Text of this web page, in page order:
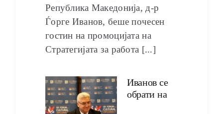
Република Македонија, д-р
Ѓорге Иванов, беше почесен
гостин на промоцијата на
Стратегијата за работа [...]
Иванов се
обрати на